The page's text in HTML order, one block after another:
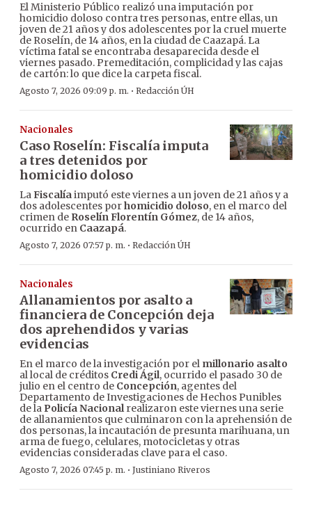
El Ministerio Público realizó una imputación por
homicidio doloso contra tres personas, entre ellas, un
joven de 21 años y dos adolescentes por la cruel muerte
de Roselín, de 14 años, en la ciudad de Caazapá. La
víctima fatal se encontraba desaparecida desde el
viernes pasado. Premeditación, complicidad y las cajas
de cartón: lo que dice la carpeta fiscal.
Agosto 7, 2026 09:09 p. m. · Redacción ÚH
Nacionales
Caso Roselín: Fiscalía imputa
a tres detenidos por
homicidio doloso
LaFiscalíaimputó este viernes a un joven de 21 años y a
dos adolescentes porhomicidio doloso, en el marco del
crimen de Roselín Florentín Gómez, de 14 años,
ocurrido en Caazapá.
Agosto 7, 2026 07:57 p. m. · Redacción ÚH
Nacionales
Allanamientos por asalto a
financiera de Concepción deja
dos aprehendidos y varias
evidencias
En el marco de la investigación por el millonario asalto
al local de créditos Credi Ágil, ocurrido el pasado 30 de
julio en el centro de Concepción, agentes del
Departamento de Investigaciones de Hechos Punibles
de la Policía Nacionalrealizaron este viernes una serie
de allanamientos que culminaron con la aprehensión de
dos personas, la incautación de presunta marihuana, un
arma de fuego, celulares, motocicletas y otras
evidencias consideradas clave para el caso.
Agosto 7, 2026 07:45 p. m. · Justiniano Riveros